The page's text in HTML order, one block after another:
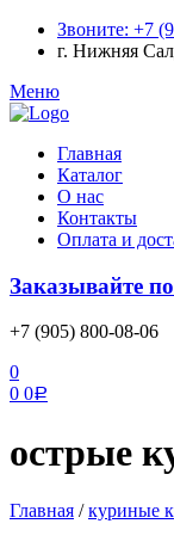
Звоните: +7
г. Нижняя
Меню
Главная
Каталог
О нас
Контакты
Оплата и
Заказывайте
+7 (905) 800-08-06
0
0 0Р
острые
Главная /куриные